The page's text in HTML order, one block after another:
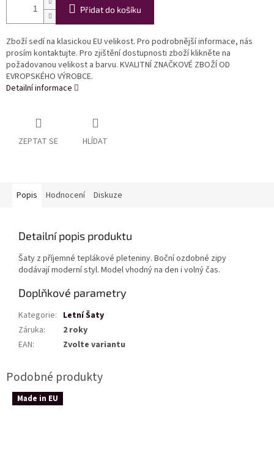
Přidat do košíku
Zboží sedí na klasickou EU velikost. Pro podrobnější informace, nás
prosím kontaktujte. Pro zjištění dostupnosti zboží klikněte na
požadovanou velikost a barvu. KVALITNÍ ZNAČKOVÉ ZBOŽÍ OD
EVROPSKÉHO VÝROBCE.
Detailní informace
ZEPTAT SE HLÍDAT
Popis Hodnocení Diskuze
Detailní popis produktu
Šaty z příjemné teplákové pleteniny. Boční ozdobné zipy
dodávají moderní styl. Model vhodný na den i volný čas.
Doplňkové parametry
Kategorie: Letní Šaty
Záruka:
2 roky
EAN: Zvolte variantu
Made in EU